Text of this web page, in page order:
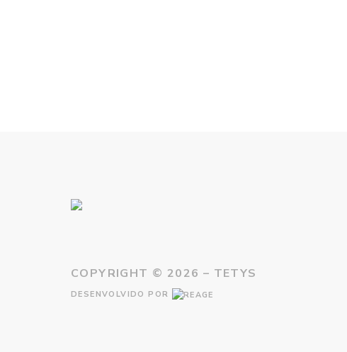
COPYRIGHT © 2026 – TETYS
DESENVOLVIDO POR